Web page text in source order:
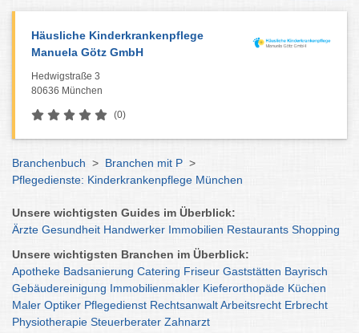
Häusliche Kinderkrankenpflege
Manuela Götz GmbH
Hedwigstraße 3
80636 München
(0)
Branchenbuch > Branchen mit P >
Pflegedienste: Kinderkrankenpflege München
Unsere wichtigsten Guides im Überblick:
Ärzte Gesundheit Handwerker Immobilien Restaurants Shopping
Unsere wichtigsten Branchen im Überblick:
Apotheke Badsanierung Catering Friseur Gaststätten Bayrisch
Gebäudereinigung Immobilienmakler Kieferorthopäde Küchen
Maler Optiker Pflegedienst RechtsanwaltArbeitsrecht Erbrecht
Physiotherapie Steuerberater Zahnarzt